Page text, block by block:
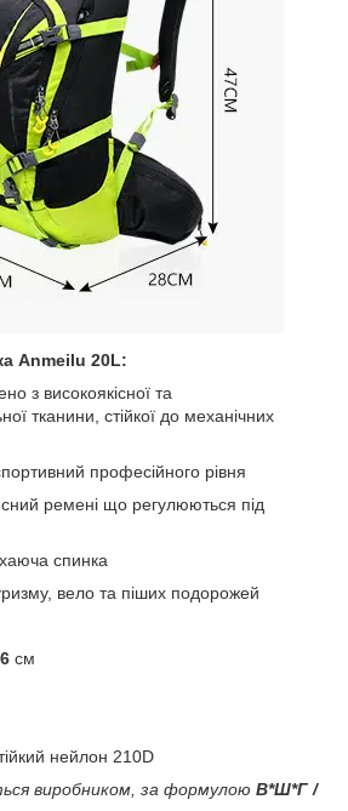
Anmeilu 20L:
з високоякісної та
тканини, стійкої до механічних
професійного рівня
ремені що регулюються під
спинка
вело та піших подорожей
см
нейлон 210D
виробником, за формулою В*Ш*Г /